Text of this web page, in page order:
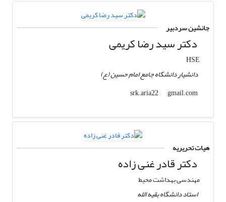
جانشین سردبیر
دکتر سید رضا کریمی
دانشیار دانشگاه جامع امام حسین (ع)
srk.aria22
gmail.com
هیات تحریریه
دکتر قادر غنی زاده
مهندسی بهداشت محیط
استاد دانشگاه بقیه الله